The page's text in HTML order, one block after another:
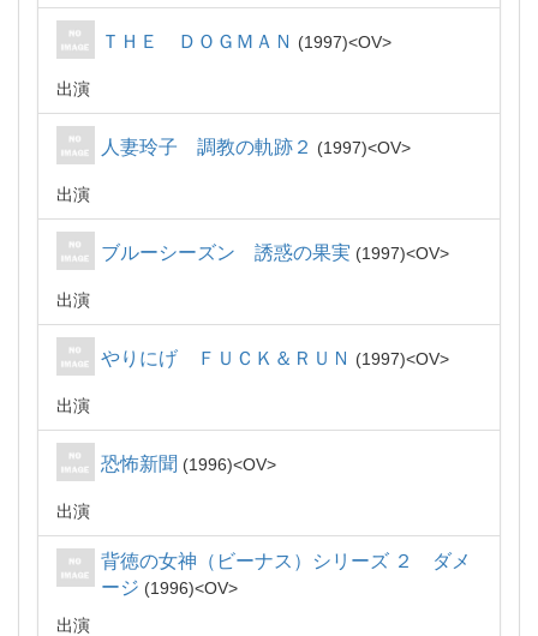
ＴＨＥ ＤＯＧＭＡＮ 1997 OV
出演
人妻玲子 調教の軌跡２ 1997 OV
出演
ブルーシーズン 誘惑の果実 1997 OV
出演
やりにげ ＦＵＣＫ＆ＲＵＮ 1997 OV
出演
恐怖新聞 1996 OV
出演
背徳の女神（ビーナス）シリーズ ２ ダメ
ージ
1996
OV
出演